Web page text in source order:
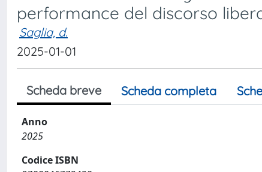
performance del discorso
Saglia, d.
2025-01-01
Scheda breve Scheda completa
Anno
2025
Codice ISBN